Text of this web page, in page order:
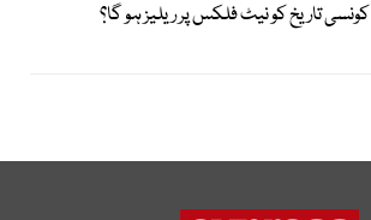
کونسی تاریخ کو نیٹ فلکس پر ریلیز ہو گا؟